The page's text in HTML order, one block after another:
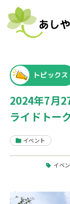
トピックス
2024年7月
ライドトー
イベント
イベ